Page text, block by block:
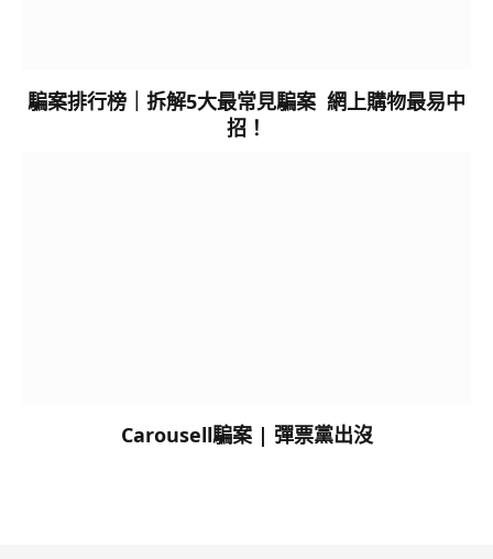
騙案排行榜｜拆解5大最常見騙案 網上購物最易中
招！
Carousell騙案 | 彈票黨出沒